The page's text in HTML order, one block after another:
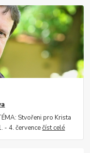
Stvořeni pro Krista
- 4. červencečíst celé